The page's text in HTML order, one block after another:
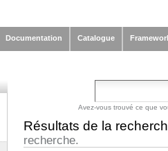
Documentation Catalogue
Avez-vous trouvé ce que
Résultats de la
recherche.